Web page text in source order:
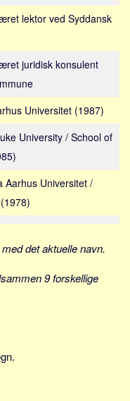
lektor ved Syddansk
juridisk konsulent
Universitet (1987)
University / School of
Aarhus Universitet /
det aktuelle navn.
9 forskellige